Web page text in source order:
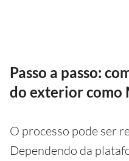
Passo a passo:
do exterior como
O processo pode ser
Dependendo da